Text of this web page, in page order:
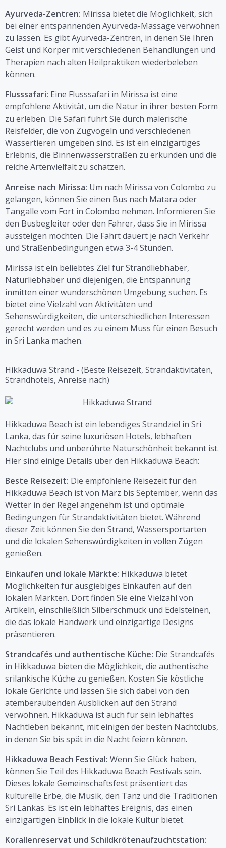
Ayurveda-Zentren: Mirissa bietet die Möglichkeit, sich
bei einer entspannenden Ayurveda-Massage verwöhnen
zu lassen. Es gibt Ayurveda-Zentren, in denen Sie Ihren
Geist und Körper mit verschiedenen Behandlungen und
Therapien nach alten Heilpraktiken wiederbeleben
können.
Flusssafari: Eine Flusssafari in Mirissa ist eine
empfohlene Aktivität, um die Natur in ihrer besten Form
zu erleben. Die Safari führt Sie durch malerische
Reisfelder, die von Zugvögeln und verschiedenen
Wassertieren umgeben sind. Es ist ein einzigartiges
Erlebnis, die Binnenwasserstraßen zu erkunden und die
reiche Artenvielfalt zu schätzen.
Anreise nach Mirissa: Um nach Mirissa von Colombo zu
gelangen, können Sie einen Bus nach Matara oder
Tangalle vom Fort in Colombo nehmen. Informieren Sie
den Busbegleiter oder den Fahrer, dass Sie in Mirissa
aussteigen möchten. Die Fahrt dauert je nach Verkehr
und Straßenbedingungen etwa 3-4 Stunden.
Mirissa ist ein beliebtes Ziel für Strandliebhaber,
Naturliebhaber und diejenigen, die Entspannung
inmitten einer wunderschönen Umgebung suchen. Es
bietet eine Vielzahl von Aktivitäten und
Sehenswürdigkeiten, die unterschiedlichen Interessen
gerecht werden und es zu einem Muss für einen Besuch
in Sri Lanka machen.
Hikkaduwa Strand - (Beste Reisezeit, Strandaktivitäten,
Strandhotels, Anreise nach)
Hikkaduwa Beach ist ein lebendiges Strandziel in Sri
Lanka, das für seine luxuriösen Hotels, lebhaften
Nachtclubs und unberührte Naturschönheit bekannt ist.
Hier sind einige Details über den Hikkaduwa Beach:
Beste Reisezeit: Die empfohlene Reisezeit für den
Hikkaduwa Beach ist von März bis September, wenn das
Wetter in der Regel angenehm ist und optimale
Bedingungen für Strandaktivitäten bietet. Während
dieser Zeit können Sie den Strand, Wassersportarten
und die lokalen Sehenswürdigkeiten in vollen Zügen
genießen.
Einkaufen und lokale Märkte: Hikkaduwa bietet
Möglichkeiten für ausgiebiges Einkaufen auf den
lokalen Märkten. Dort finden Sie eine Vielzahl von
Artikeln, einschließlich Silberschmuck und Edelsteinen,
die das lokale Handwerk und einzigartige Designs
präsentieren.
Strandcafés und authentische Küche: Die Strandcafés
in Hikkaduwa bieten die Möglichkeit, die authentische
srilankische Küche zu genießen. Kosten Sie köstliche
lokale Gerichte und lassen Sie sich dabei von den
atemberaubenden Ausblicken auf den Strand
verwöhnen. Hikkaduwa ist auch für sein lebhaftes
Nachtleben bekannt, mit einigen der besten Nachtclubs,
in denen Sie bis spät in die Nacht feiern können.
Hikkaduwa Beach Festival: Wenn Sie Glück haben,
können Sie Teil des Hikkaduwa Beach Festivals sein.
Dieses lokale Gemeinschaftsfest präsentiert das
kulturelle Erbe, die Musik, den Tanz und die Traditionen
Sri Lankas. Es ist ein lebhaftes Ereignis, das einen
einzigartigen Einblick in die lokale Kultur bietet.
Korallenreservat und Schildkrötenaufzuchtstation: